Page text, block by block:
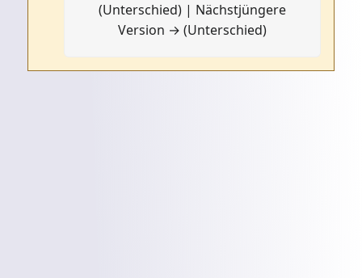
(Unterschied) | Nächstjüngere
Version → (Unterschied)